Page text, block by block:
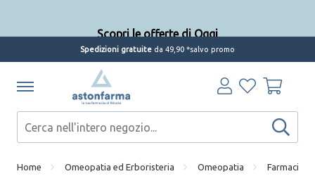
Spedizioni gratuite da 49,90 *salvo promo
Home Omeopatia ed Erboristeria Omeopatia Farmaci